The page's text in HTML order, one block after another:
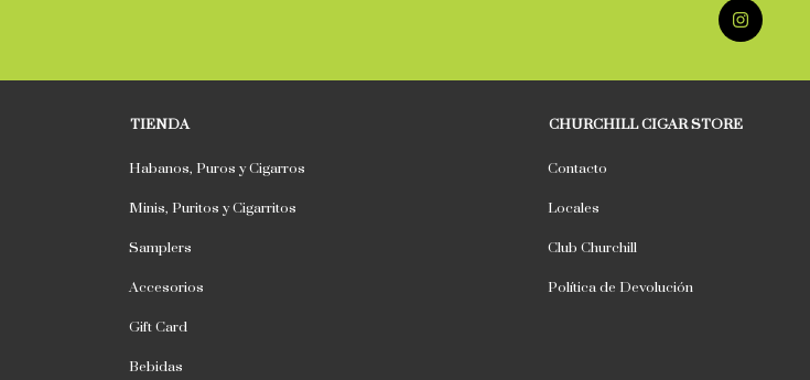
TIENDA
Habanos, Puros y Cigarros
Minis, Puritos y Cigarritos
Samplers
Accesorios
Gift Card
Bebidas
CHURCHILL CIGAR STORE
Contacto
Locales
Club Churchill
Política de Devolución